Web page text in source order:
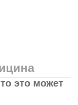
это может